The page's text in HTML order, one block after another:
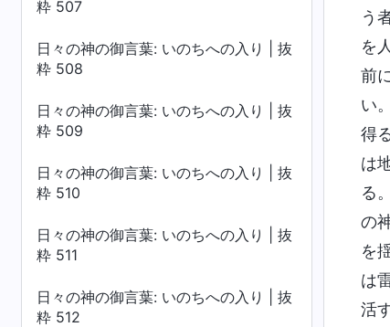
粋 507
日々の神の御言葉: いのちへの入り | 抜
粋 508
日々の神の御言葉: いのちへの入り | 抜
粋 509
日々の神の御言葉: いのちへの入り | 抜
粋 510
日々の神の御言葉: いのちへの入り | 抜
粋 511
日々の神の御言葉: いのちへの入り | 抜
粋 512
う
を
前
い
得
は
る
の
を
は
活